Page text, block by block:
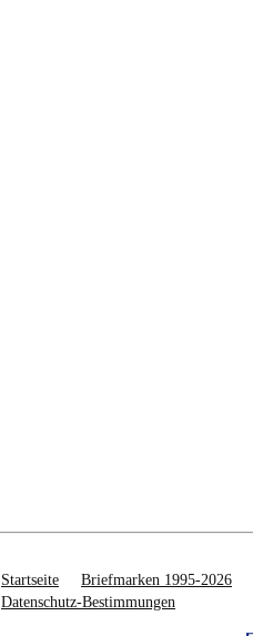
Startseite Briefmarken 1995-2026
Datenschutz-Bestimmungen